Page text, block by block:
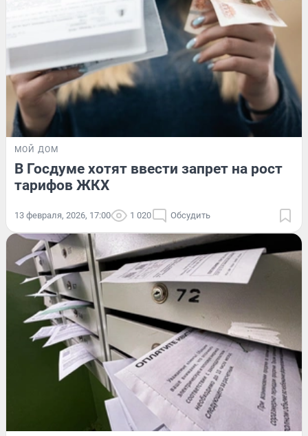
МОЙ ДОМ
В Госдуме хотят ввести запрет на рост
тарифов ЖКХ
13 февраля, 2026, 17:00 1 020 Обсудить